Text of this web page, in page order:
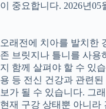
이 중요합니다. 2026년05
오래전에 치아를 발치한
존 브릿지나 틀니를 사용
지 함께 살펴야 할 수 있
용 등 전신 건강과 관련
보가 될 수 있습니다. 그
현재 구강 상태뿐 아니라